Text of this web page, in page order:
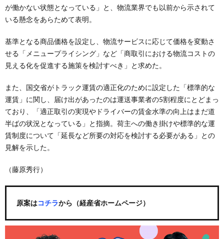
が働かない状態となっている」と、物流業界でも以前から示されて
いる懸念をあらためて表明。
基準となる商品価格を設定し、物流サービスに応じて価格を変動さ
せる「メニュープライシング」など「商取引における物流コストの
見える化を促進する施策を検討すべき」と求めた。
また、国交省がトラック運賃の適正化のために設定した「標準的な
運賃」に関し、届け出があったのは運送事業者の5割程度にとどまっ
ており、「適正取引の実現やドライバーの賃金水準の向上はまだ道
半ばの状況となっている」と指摘。荷主への働き掛けや標準的な運
賃制度について「延長など所要の対応を検討する必要がある」との
見解を示した。
（藤原秀行）
原案はコチラから（経産省ホームページ）